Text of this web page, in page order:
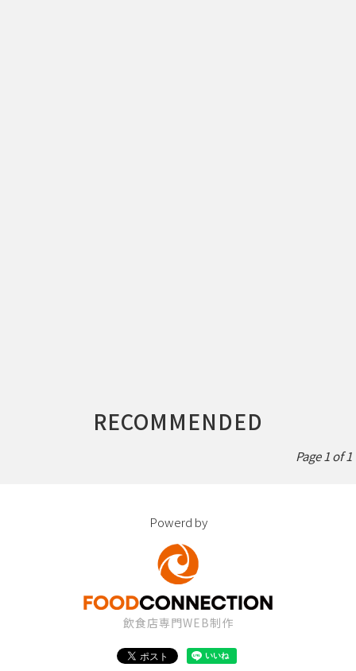
RECOMMENDED
Page 1 of 1
Powerd by
飲食店専門WEB制作